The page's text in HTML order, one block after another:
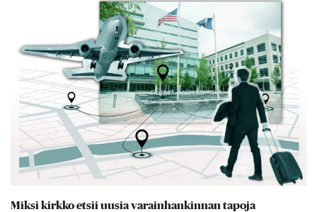
Miksi kirkko etsii uusia varainhankinnan tapoja